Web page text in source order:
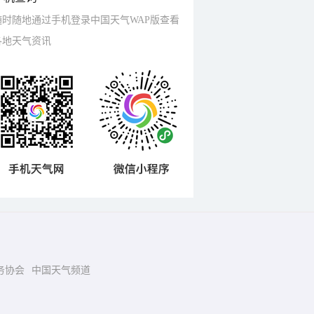
时随地通过手机登录中国天气WAP版查看
地天气资讯
协会 中国天气频道